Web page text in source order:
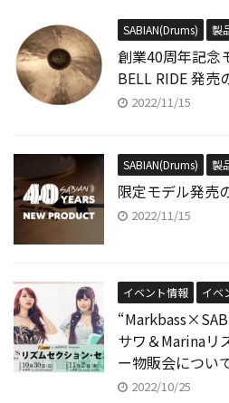
SABIAN(Drums) 製
創業40周年記念
BELL RIDE 発売
2022/11/15
SABIAN(Drums) 製
限定モデル発売
2022/11/15
イベント情報 イベ
サワ＆Marinaリ
ー物販会につい
2022/10/25